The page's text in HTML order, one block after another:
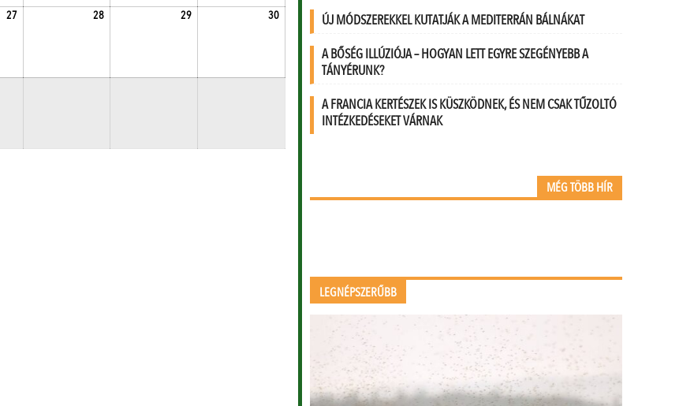
272026.08.27. 282026.08.28. 292026.08.29. 302026.08.30.ÚJ MÓDSZEREKKEL KUTATJÁK A MEDITERRÁN BÁLNÁKAT
A BŐSÉG ILLÚZIÓJA – HOGYAN LETT EGYRE SZEGÉNYEBB A
TÁNYÉRUNK?
A FRANCIA KERTÉSZEK IS KÜSZKÖDNEK, ÉS NEM CSAK TŰZOLTÓ
INTÉZKEDÉSEKET VÁRNAK
MÉG TÖBB HÍR
LEGNÉPSZERŰBB